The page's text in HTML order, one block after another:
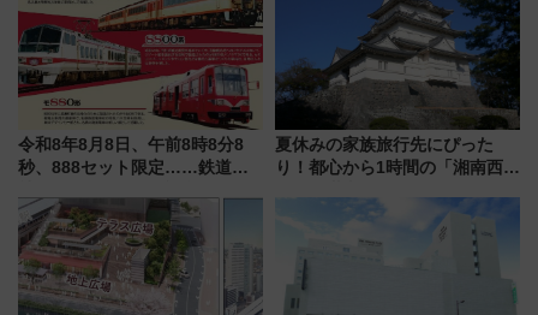
令和8年8月8日、午前8時8分8
秒、888セット限定……鉄道各
たち
夏休みの家族旅行先にぴった
り！都心から1時間の「湘南西エ
島とは異なる魅力を持つ今夏の
注目スポット